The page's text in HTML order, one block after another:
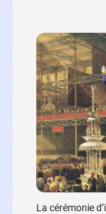
La cérémonie